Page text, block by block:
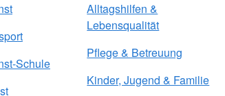
Schule
Alltagshilfen &
Lebensqualität
Pflege & Betreuung
Kinder, Jugend & Familie